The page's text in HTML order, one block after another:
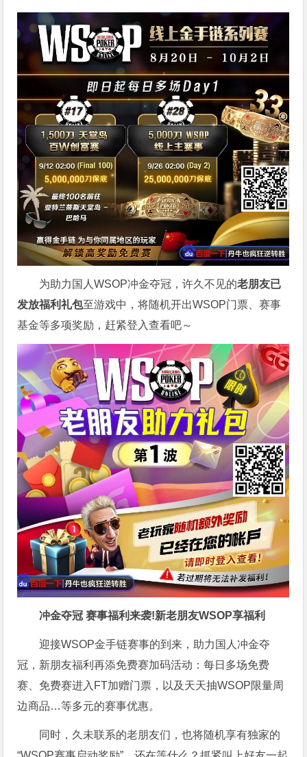
为助力国人WSOP冲金夺冠，许久不见的老朋友已
发放福利礼包至游戏中，将随机开出WSOP门票、赛事
基金等多项奖励，赶紧登入查看吧～
冲金夺冠 赛事福利来袭!新老朋友WSOP享福利
迎接WSOP金手链赛事的到来，助力国人冲金夺
冠，新朋友福利再添免费赛加码活动：每日多场免费
赛、免费赛进入FT加赠门票，以及天天抽WSOP限量周
边商品…等多元的赛事优惠。
同时，久未联系的老朋友们，也将随机享有独家的